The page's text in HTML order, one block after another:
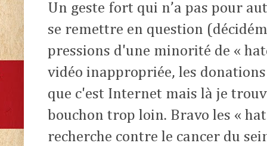
Un geste fort qui n’a pas pour
se remettre en question
pressions d'une minorité de «
vidéo inappropriée, les donations
que c'est Internet mais là je
bouchon trop loin. Bravo les «
recherche contre le cancer du